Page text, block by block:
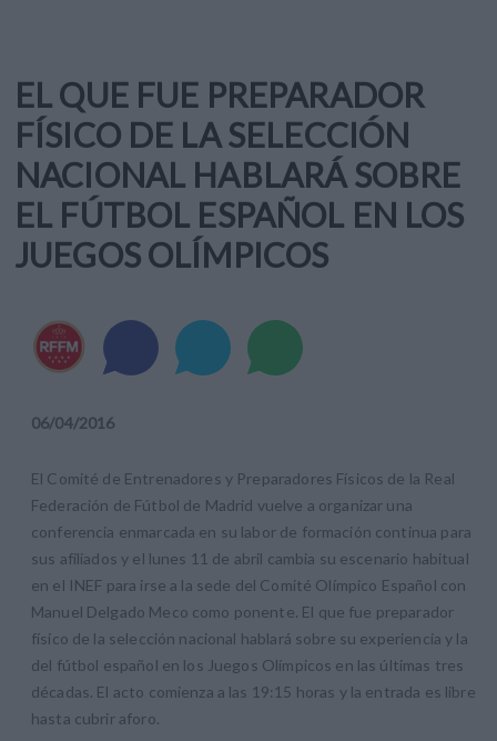
EL QUE FUE PREPARADOR
FÍSICO DE LA SELECCIÓN
NACIONAL HABLARÁ SOBRE
EL FÚTBOL ESPAÑOL EN LOS
JUEGOS OLÍMPICOS
06/04/2016
El Comité de Entrenadores y Preparadores Físicos de la Real
Federación de Fútbol de Madrid vuelve a organizar una
conferencia enmarcada en su labor de formación continua para
sus afiliados y el lunes 11 de abril cambia su escenario habitual
en el INEF para irse a la sede del Comité Olímpico Español con
Manuel Delgado Meco como ponente. El que fue preparador
físico de la selección nacional hablará sobre su experiencia y la
del fútbol español en los Juegos Olímpicos en las últimas tres
décadas. El acto comienza a las 19:15 horas y la entrada es libre
hasta cubrir aforo.